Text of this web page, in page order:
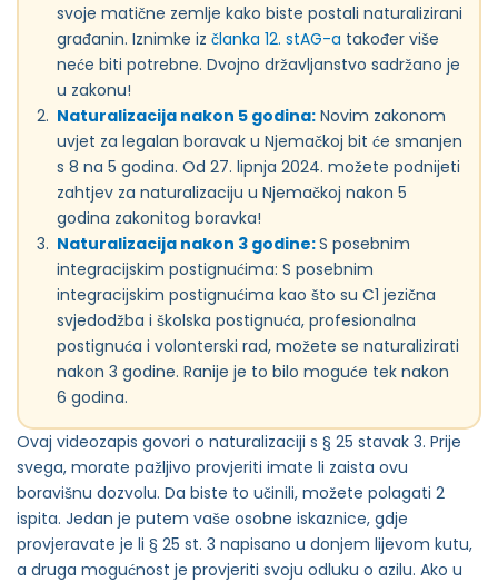
svoje matične zemlje kako biste postali naturalizirani
građanin. Iznimke iz članka 12. stAG-a također više
neće biti potrebne. Dvojno državljanstvo sadržano je
u zakonu!
Naturalizacija nakon 5 godina: Novim zakonom
uvjet za legalan boravak u Njemačkoj bit će smanjen
s 8 na 5 godina. Od 27. lipnja 2024. možete podnijeti
zahtjev za naturalizaciju u Njemačkoj nakon 5
godina zakonitog boravka!
Naturalizacija nakon 3 godine:S posebnim
integracijskim postignućima: S posebnim
integracijskim postignućima kao što su C1 jezična
svjedodžba i školska postignuća, profesionalna
postignuća i volonterski rad, možete se naturalizirati
nakon 3 godine. Ranije je to bilo moguće tek nakon
6 godina.
Ovaj videozapis govori o naturalizaciji s § 25 stavak 3. Prije
svega, morate pažljivo provjeriti imate li zaista ovu
boravišnu dozvolu. Da biste to učinili, možete polagati 2
ispita. Jedan je putem vaše osobne iskaznice, gdje
provjeravate je li § 25 st. 3 napisano u donjem lijevom kutu,
a druga mogućnost je provjeriti svoju odluku o azilu. Ako u